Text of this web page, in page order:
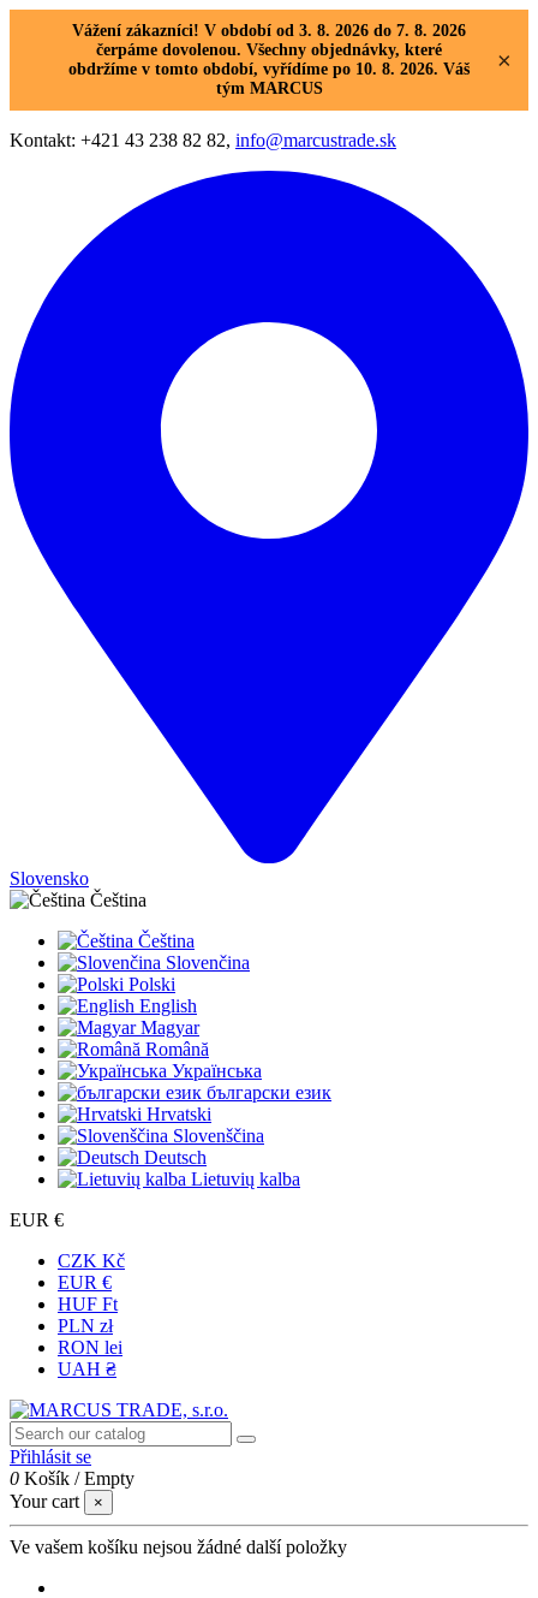
Vážení zákazníci! V období od 3. 8. 2026 do 7. 8. 2026
čerpáme dovolenou. Všechny objednávky, které
obdržíme v tomto období, vyřídíme po 10. 8. 2026. Váš
tým MARCUS
×
Kontakt: +421 43 238 82 82, info@marcustrade.sk
Slovensko
Čeština
Čeština
Slovenčina
Polski
English
Magyar
Română
Українська
български език
Hrvatski
Slovenščina
Deutsch
Lietuvių kalba
EUR €
CZK Kč
EUR €
HUF Ft
PLN zł
RON lei
UAH ₴
Přihlásit se
0 Košík /Empty
Your cart
×
Ve vašem košíku nejsou žádné další položky